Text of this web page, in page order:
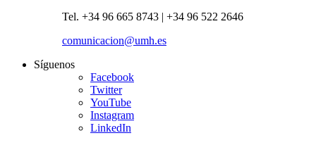
Tel. +34 96 665 8743 | +34 96 522 2646
comunicacion@umh.es
Síguenos
Facebook
Twitter
YouTube
Instagram
LinkedIn